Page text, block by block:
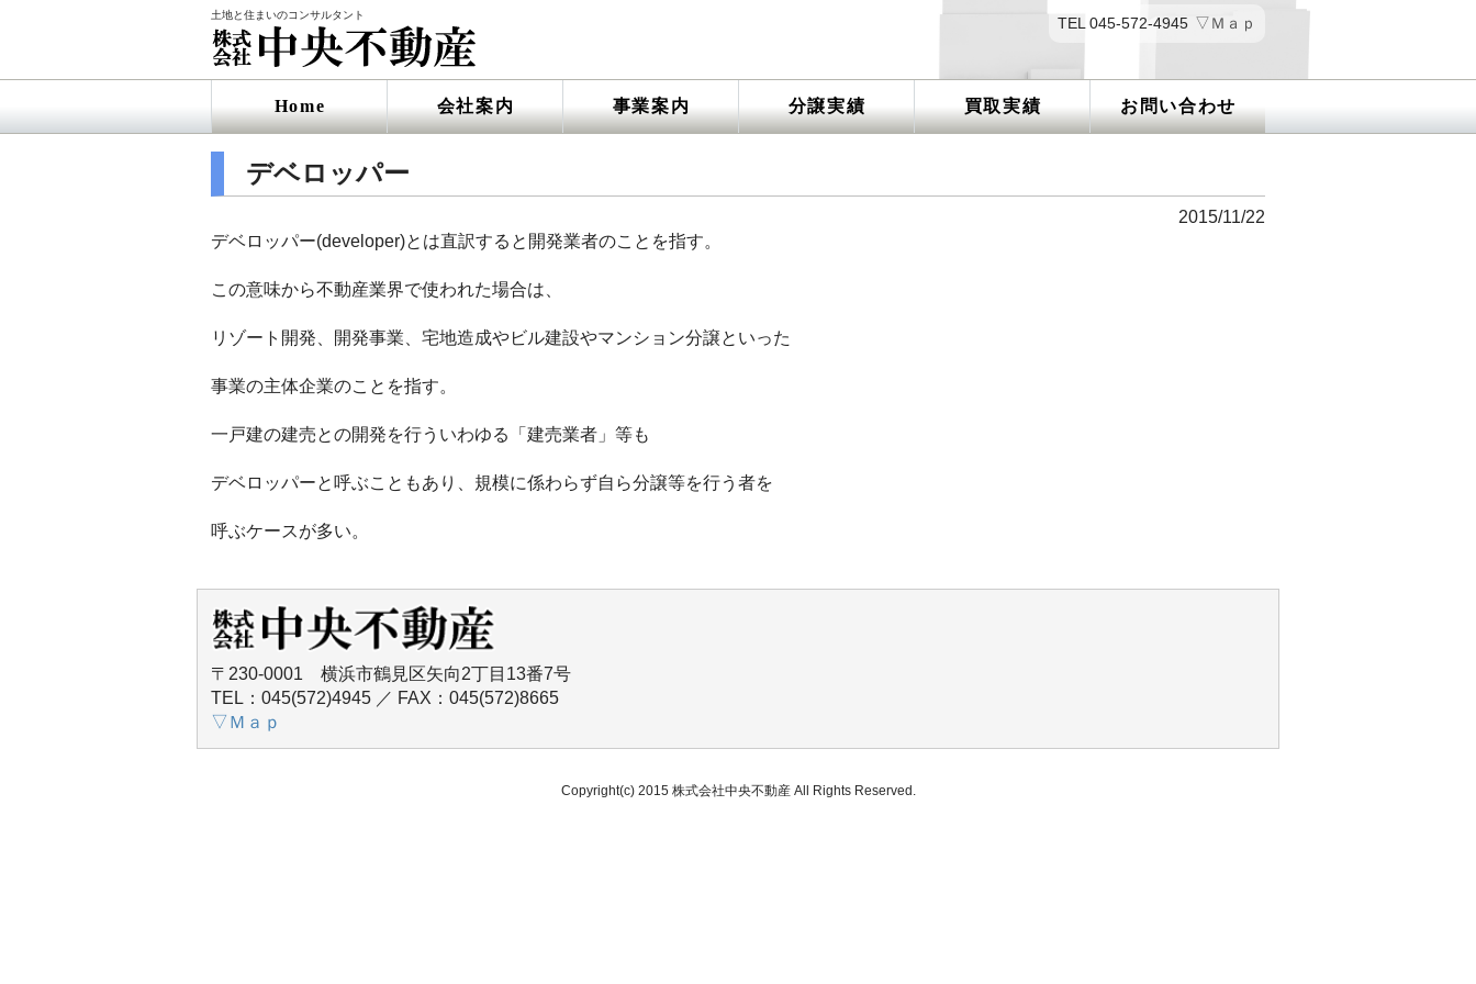
土地と住まいのコンサルタント TEL 045-572-4945 ▽Ｍａｐ
Home 会社案内 事業案内 分譲実績 買取実績 お問い合わせ
デベロッパー
2015/11/22
デベロッパー(developer)とは直訳すると開発業者のことを指す。
この意味から不動産業界で使われた場合は、
リゾート開発、開発事業、宅地造成やビル建設やマンション分譲といった
事業の主体企業のことを指す。
一戸建の建売との開発を行ういわゆる「建売業者」等も
デベロッパーと呼ぶこともあり、規模に係わらず自ら分譲等を行う者を
呼ぶケースが多い。
〒230-0001 横浜市鶴見区矢向2丁目13番7号
TEL：045(572)4945 ／ FAX：045(572)8665
▽Ｍａｐ
Copyright(c) 2015 株式会社中央不動産 All Rights Reserved.